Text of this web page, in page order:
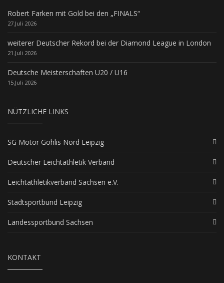
Robert Farken mit Gold bei den „FINALS“
27.Juli 2026
weiterer Deutscher Rekord bei der Diamond League in London
21.Juli 2026
Deutsche Meisterschaften U20 / U16
15.Juli 2026
NÜTZLICHE LINKS
SG Motor Gohlis Nord Leipzig
Deutscher Leichtathletik Verband
Leichtathletikverband Sachsen e.V.
Stadtsportbund Leipzig
Landessportbund Sachsen
KONTAKT